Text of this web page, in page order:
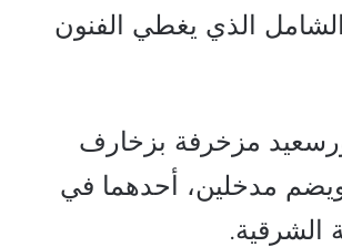
ليعكس طابعه الشامل الذي يغطي الفنون
مزخرفة بزخارف
ويضم مدخلين، أحدهما في
الشرقية.